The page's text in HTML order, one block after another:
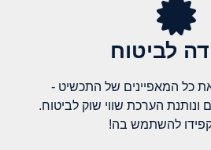
לביטוח
כל המאפיינים של התכשיט -
ונותנת הערכת שווי שוק לביטוח.
להשתמש בה!